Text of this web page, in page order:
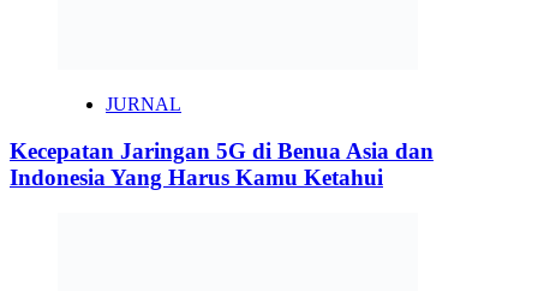
JURNAL
Kecepatan Jaringan 5G di Benua Asia dan
Indonesia Yang Harus Kamu Ketahui